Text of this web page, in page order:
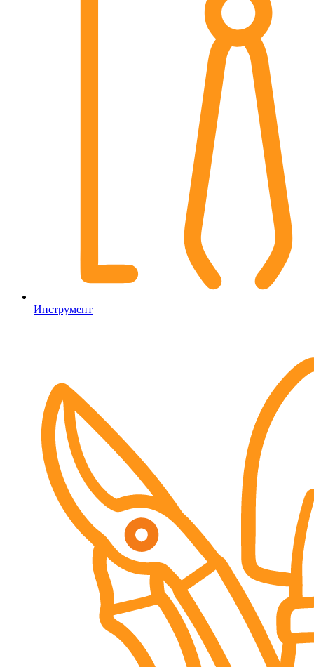
Инструмент